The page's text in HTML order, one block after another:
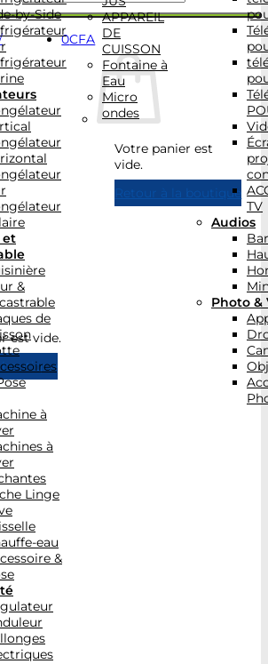
0CFA
Votre panier est
vide.
Retour à la boutique
est vide.
boutique
by-Side
et
&
de
à
à
Linge
eau
&
APPAREIL
DE
CUISSON
Fontaine à
Eau
Micro
ondes
TV
Audios
Photo &